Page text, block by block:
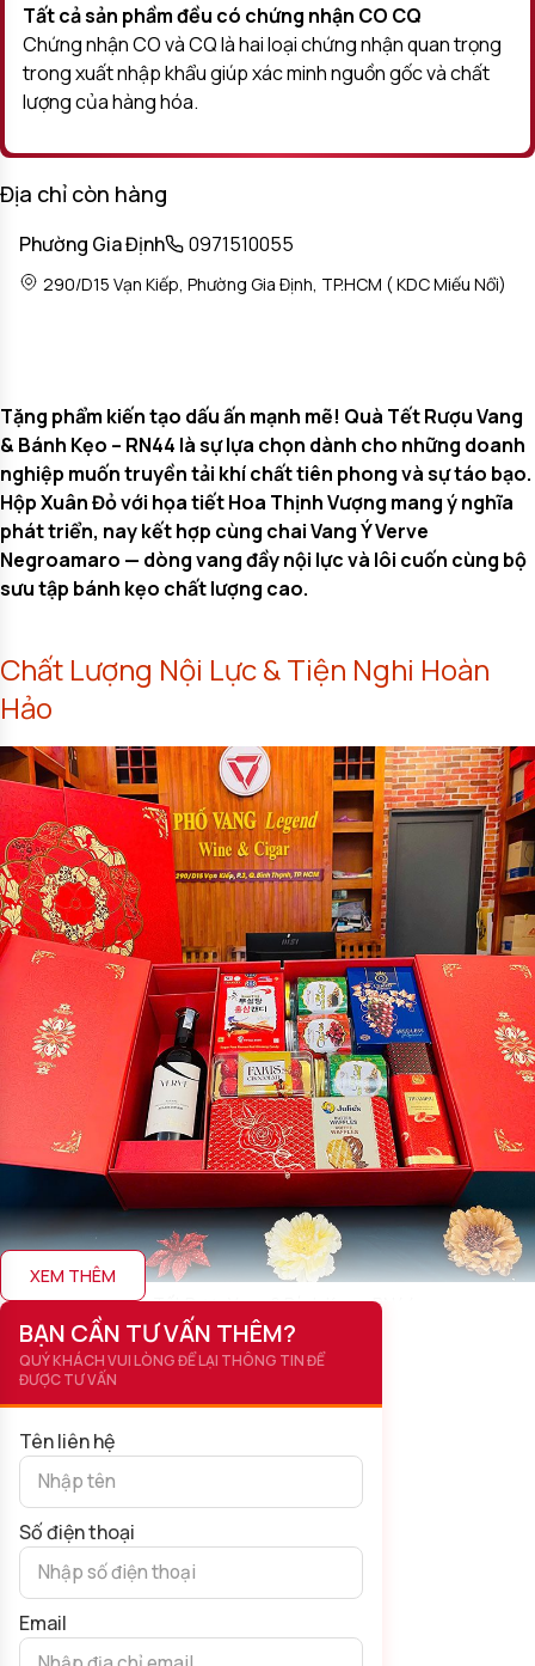
Tất cả sản phầm đều có chứng nhận CO CQ
Chứng nhận CO và CQ là hai loại chứng nhận quan trọng
trong xuất nhập khẩu giúp xác minh nguồn gốc và chất
lượng của hàng hóa.
Địa chỉ còn hàng
Phường Gia Định 0971510055
290/D15 Vạn Kiếp, Phường Gia Định, TP.HCM ( KDC Miếu Nổi)
Tặng phẩm kiến tạo dấu ấn mạnh mẽ! Quà Tết Rượu Vang
& Bánh Kẹo – RN44 là sự lựa chọn dành cho những doanh
nghiệp muốn truyền tải khí chất tiên phong và sự táo bạo.
Hộp Xuân Đỏ với họa tiết Hoa Thịnh Vượng mang ý nghĩa
phát triển, nay kết hợp cùng chai Vang Ý Verve
Negroamaro — dòng vang đầy nội lực và lôi cuốn cùng bộ
sưu tập bánh kẹo chất lượng cao.
Chất Lượng Nội Lực & Tiện Nghi Hoàn
Hảo
Quà Tết Rượu Vang & Bánh Kẹo – RN44
Mẫuquà TếtRN44 là sự tổng hòa của hương vị mạnh mẽ và
sự đầy đủ:
Vang Ý Cá Tính:01 chaiVang Ý Verve Negroamaro
Hương Vị Bứt Phá:
Vang Đỏ mạnh mẽ, cuốn hút, sở hữu cấu
trúc vững chắc và dư vị bền bỉ, đại diện cho ý chí kiên cường và
tinh thần đột phá trong kinh doanh.
Bộ Quà Toàn Diện:Bộ bánh kẹo (như Bánh Julie’s,
Chocolate, Trái cây sấy) – sự bổ sung cần thiết, tạo nên tính
ứng dụng cao và sự đầy đủ trên bàn tiếp khách.
XEM THÊM
BẠN CẦN TƯ VẤN THÊM?
QUÝ KHÁCH VUI LÒNG ĐỂ LẠI THÔNG TIN ĐỂ
ĐƯỢC TƯ VẤN
Tên liên hệ
Số điện thoại
Email